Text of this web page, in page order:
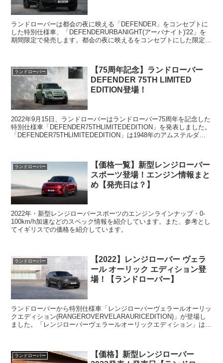
ランドローバーは都会の夜に映える「DEFENDER」をコンセプトに
した特別仕様車、「DEFENDERURBANIGHT(アーバナイト)'22」を
期間限定で発売します。都会の夜に映えるをコンセプトにした限定モ
ランドローバー
【75周年記念】ランドローバー
DEFENDER 75TH LIMITED
EDITION登場！
2022年9月15日、ランドローバーはランドローバー75周年を記念した
特別仕様車「DEFENDER75THLIMITEDEDITION」を発表しました。
「DEFENDER75THLIMITEDEDITION」は1948年のアムステルダム
ランドローバー
【価格一覧】新型レンジローバー
スポーツ登場！エンジン情報まと
め【発売日は？】
2022年・新型レンジローバースポーツのエンジンラインナップ・0-
100km/h加速などのスペック情報を紹介しています。また、参考とし
てイギリスでの価格を紹介しています。
ランドローバー
【2022】レンジローバー ヴェラ
ール オーリック エディション登
場！【ランドローバー】
ランドローバーから特別仕様車「レンジローバーヴェラールオーリッ
クエディション(RANGEROVERVELARAURICEDITION)」が登場し
ました。「レンジローバーヴェラールオーリックエディション」はゴ
ランドローバー
【価格】新型レンジローバー